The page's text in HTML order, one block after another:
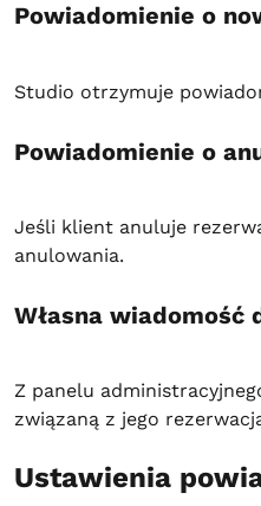
Powiadomienie o
Studio otrzymuje
Powiadomienie o
Jeśli klient anuluje
anulowania.
Własna wiadomość
Z panelu
związaną z jego
Ustawienia